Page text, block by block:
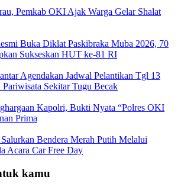
Pemkab OKI Ajak Warga Gelar Shalat
Buka Diklat Paskibraka Muba 2026, 70
Sukseskan HUT ke-81 RI
Agendakan Jadwal Pelantikan Tgl 13
Sekitar Tugu Becak
Kapolri, Bukti Nyata “Polres OKI
Prima
Bendera Merah Putih Melalui
Acara Car Free Day
kamu